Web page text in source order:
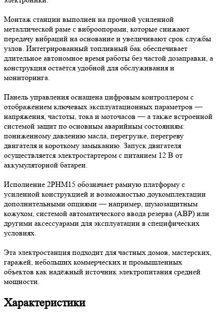
Монтаж станции выполнен на прочной усиленной
металлической раме с виброопорами, которые снижают
передачу вибраций на основание и увеличивают срок службы
узлов. Интегрированный топливный бак обеспечивает
длительное автономное время работы без частой дозаправки, а
конструкция остаётся удобной для обслуживания и
мониторинга.
Панель управления оснащена цифровым контроллером с
отображением ключевых эксплуатационных параметров —
напряжения, частоты, тока и моточасов — а также встроенной
системой защит по основным аварийным состояниям:
пониженному давлению масла, перегрузке, перегреву
двигателя и короткому замыканию. Запуск двигателя
осуществляется электростартером с питанием 12 В от
аккумуляторной батареи.
Исполнение 2РНМ15 обозначает рамную платформу с
усиленной конструкцией и возможностью доукомплектации
дополнительными опциями — например, шумозащитным
кожухом, системой автоматического ввода резерва (АВР) или
другими аксессуарами для эксплуатации в специфических
условиях.
Эта электростанция подходит для частных домов, мастерских,
гаражей, небольших коммерческих и промышленных
объектов как надёжный источник электропитания средней
мощности.
Характеристики